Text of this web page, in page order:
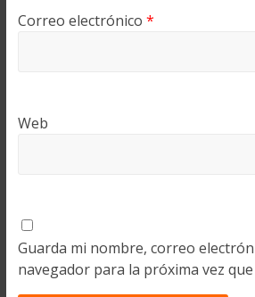
Correo electrónico *
Web
Guarda mi nombre, correo
navegador para la próxima vez